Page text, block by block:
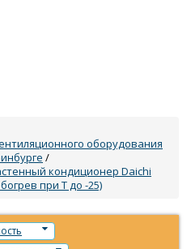
оборудования
/
кондиционер Daichi
при T до -25)